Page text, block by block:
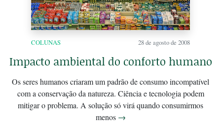
COLUNAS 28 de agosto de 2008
Impacto ambiental do conforto humano
Os seres humanos criaram um padrão de consumo incompatível
com a conservação da natureza. Ciência e tecnologia podem
mitigar o problema. A solução só virá quando consumirmos
menos →